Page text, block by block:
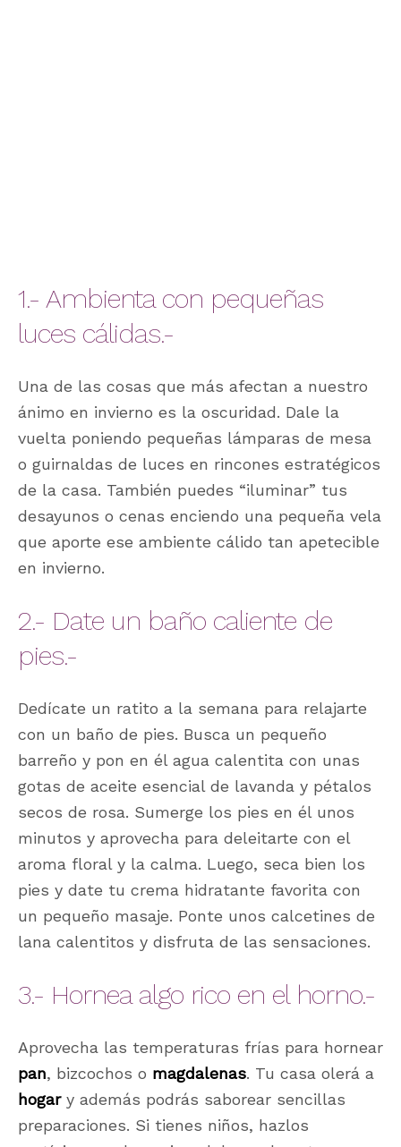
1.- Ambienta con pequeñas
luces cálidas.-
Una de las cosas que más afectan a nuestro
ánimo en invierno es la oscuridad. Dale la
vuelta poniendo pequeñas lámparas de mesa
o guirnaldas de luces en rincones estratégicos
de la casa. También puedes “iluminar” tus
desayunos o cenas enciendo una pequeña vela
que aporte ese ambiente cálido tan apetecible
en invierno.
2.- Date un baño caliente de
pies.-
Dedícate un ratito a la semana para relajarte
con un baño de pies. Busca un pequeño
barreño y pon en él agua calentita con unas
gotas de aceite esencial de lavanda y pétalos
secos de rosa. Sumerge los pies en él unos
minutos y aprovecha para deleitarte con el
aroma floral y la calma. Luego, seca bien los
pies y date tu crema hidratante favorita con
un pequeño masaje. Ponte unos calcetines de
lana calentitos y disfruta de las sensaciones.
3.- Hornea algo rico en el horno.-
Aprovecha las temperaturas frías para hornear
pan, bizcochos o magdalenas. Tu casa olerá a
hogar y además podrás saborear sencillas
preparaciones. Si tienes niños, hazlos